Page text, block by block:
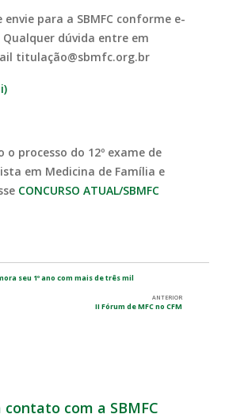
envie para a SBMFC conforme e-
dúvida entre em
titulação@sbmfc.org.br
processo do 12º exame de
em Medicina de Família e
CONCURSO ATUAL/SBMFC
seu 1º ano com mais de três mil
ANTERIOR
II Fórum de MFC no CFM
contato com a SBMFC